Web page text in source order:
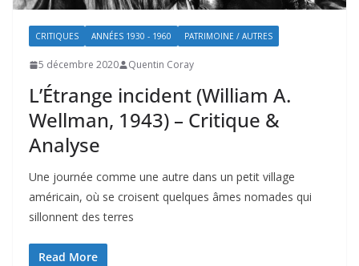
CRITIQUES ANNÉES 1930 - 1960 PATRIMOINE / AUTRES
5 décembre 2020 Quentin Coray
L’Étrange incident (William A.
Wellman, 1943) – Critique &
Analyse
Une journée comme une autre dans un petit village
américain, où se croisent quelques âmes nomades qui
sillonnent des terres
Read More